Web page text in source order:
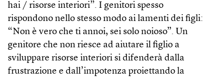
hai / risorse interiori”. I genitori spesso
rispondono nello stesso modo ai lamenti dei figli:
“Non è vero che ti annoi, sei solo noioso”. Un
genitore che non riesce ad aiutare il figlio a
sviluppare risorse interiori si difenderà dalla
frustrazione e dall’impotenza proiettando la